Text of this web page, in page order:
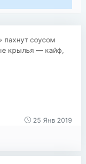
пахнут соусом
крылья — кайф,
25 Янв 2019